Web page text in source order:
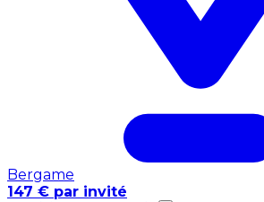
Bergame
147 € par invité